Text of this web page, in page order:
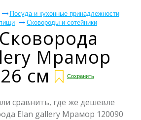
Посуда и кухонные принадлежности
Сковороды и сотейники
Мрамор
см Сохранить
сравнить, где же дешевле
Elan gallery Мрамор 120090